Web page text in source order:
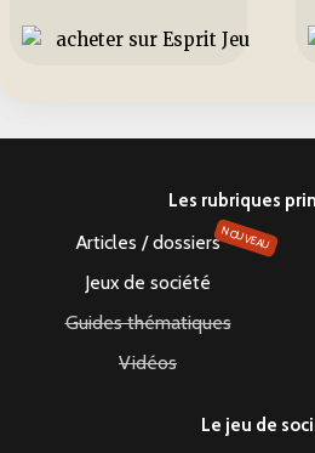
Les rubriques
Articles / dossiersNOUVEAU
Jeux de société
Guides thématiques
Vidéos
Le jeu de